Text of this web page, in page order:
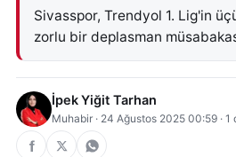
Sivasspor, Trendyol 1. Lig'in
zorlu bir deplasman
İpek Yiğit Tarhan
Muhabir · 24 Ağustos 2025 00:59 · 1